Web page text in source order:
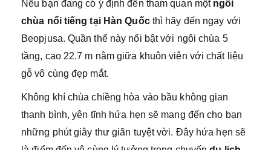
Nếu bạn đang có ý định đến tham quan một ngôi
chùa nổi tiếng tại Hàn Quốcthì hãy đến ngay với
Beopjusa. Quần thể này nổi bật với ngôi chùa 5
tầng, cao 22.7 m nằm giữa khuôn viên với chất liệu
gỗ vô cùng đẹp mắt.
Không khí chùa chiềng hòa vào bầu không gian
thanh bình, yên tĩnh hứa hẹn sẽ mang đến cho bạn
những phút giây thư giãn tuyệt vời. Đây hứa hẹn sẽ